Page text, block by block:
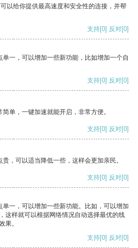
以给你提供最高速度和安全性的连接，并帮
支持[0] 反对[0]
一，可以增加一些新功能，比如增加一个自
支持[0] 反对[0]
单，一键加速就能开启，非常方便。
支持[0] 反对[0]
，可以适当降低一些，这样会更加亲民。
支持[0] 反对[0]
单一，可以增加一些新功能。比如，可以增加
这样就可以根据网络情况自动选择最优的线
果。
支持[0] 反对[0]